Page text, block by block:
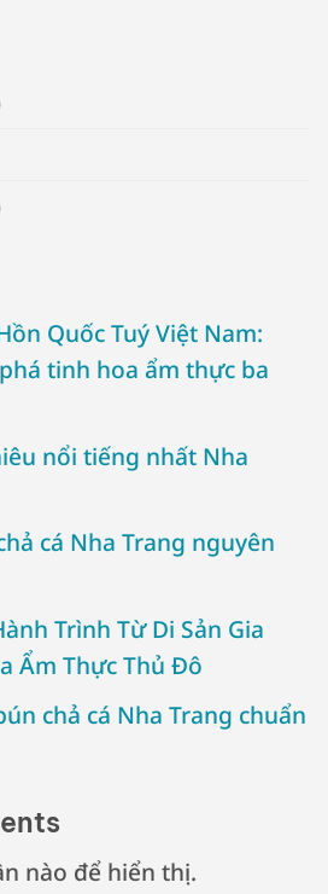
Quốc Tuý Việt Nam:
tinh hoa ẩm thực ba
nổi tiếng nhất Nha
cá Nha Trang nguyên
Trình Từ Di Sản Gia
Ẩm Thực Thủ Đô
chả cá Nha Trang chuẩn
nào để hiển thị.